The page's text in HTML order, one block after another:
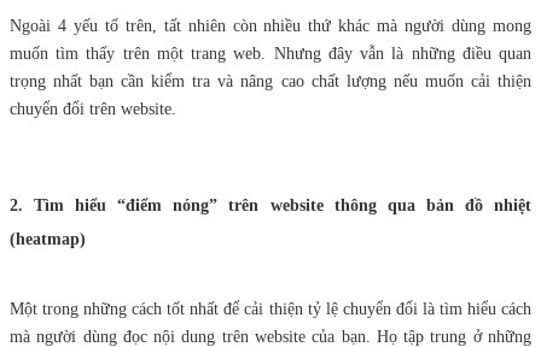
Ngoài 4 yếu tố trên, tất nhiên còn nhiều thứ khác mà người dùng mong
muốn tìm thấy trên một trang web. Nhưng đây vẫn là những điều quan
trọng nhất bạn cần kiểm tra và nâng cao chất lượng nếu muốn cải thiện
chuyển đổi trên website.
2. Tìm hiểu “điểm nóng” trên website thông qua bản đồ nhiệt
(heatmap)
Một trong những cách tốt nhất để cải thiện tỷ lệ chuyển đổi là tìm hiểu cách
mà người dùng đọc nội dung trên website của bạn. Họ tập trung ở những